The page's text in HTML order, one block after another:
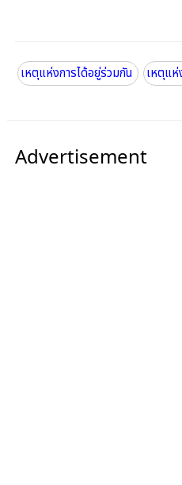
เหตุแห่งการได้อยู่ร่วมกัน เหตุแห่
Advertisement